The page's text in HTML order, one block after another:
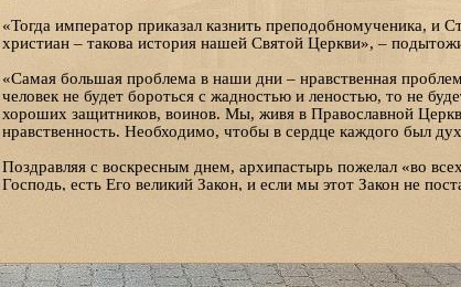
«Тогда император приказал казнить преподобномученика, и
христиан – такова история нашей Святой Церкви», –
«Самая большая проблема в наши дни – нравственная
человек не будет бороться с жадностью и леностью, то не
хороших защитников, воинов. Мы, живя в Православной
нравственность. Необходимо, чтобы в сердце каждого был
Поздравляя с воскресным днем, архипастырь пожелал «во
Господь, есть Его великий Закон, и если мы этот Закон не
сможем создать крепкую семью, воспитать нравственных и
государства. Самое важное – душа человеческая, то, что
помнил главное и всегда отличал его от второстепенного.
мирские дела будет легче делать с помощью Божией».
Евангельскими словами: «Какая польза человеку, если он